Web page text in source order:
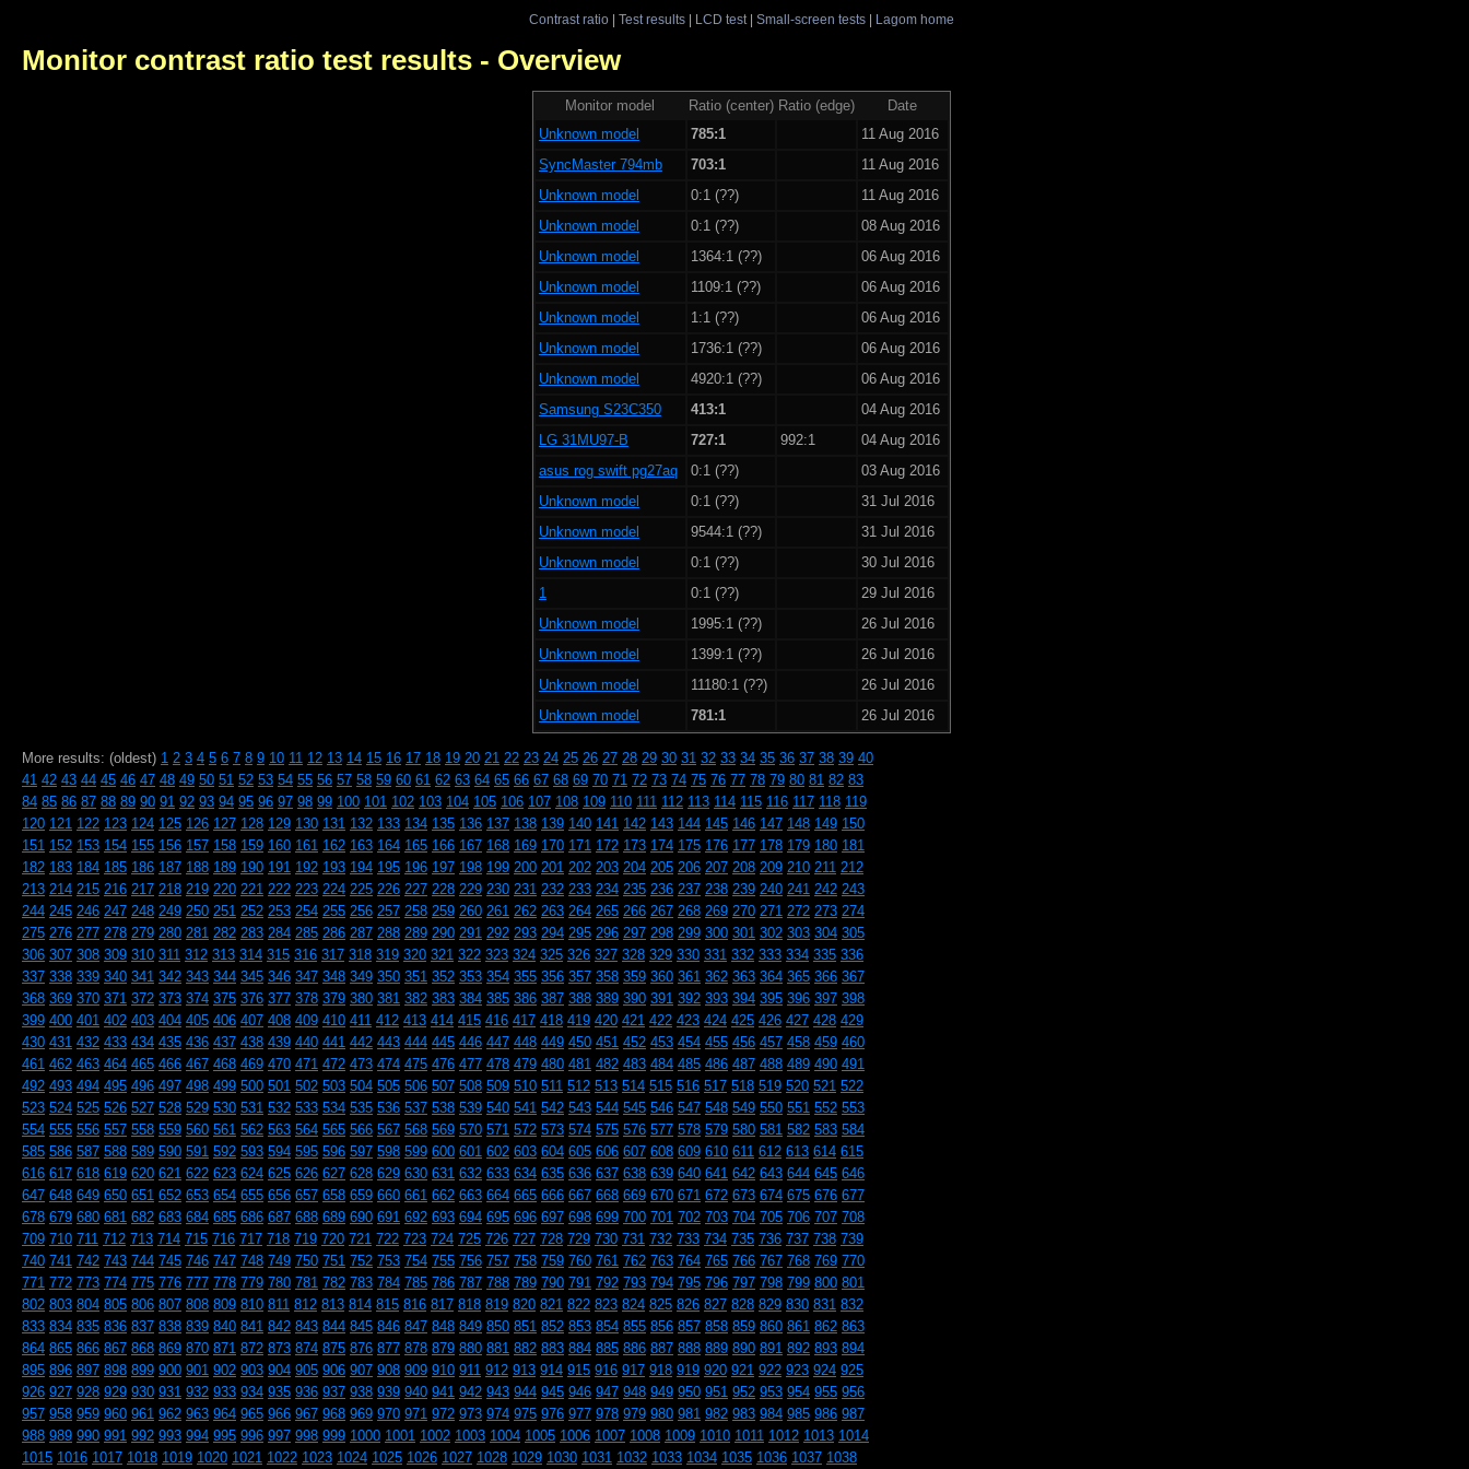
Contrast ratio| Test results| LCD test| Small-screen tests| Lagom home
Monitor contrast ratio test results - Overview
Monitor model Ratio (center) Ratio (edge)
Date
Unknown model
785:1
11 Aug 2016
SyncMaster 794mb
703:1
11 Aug 2016
Unknown model
0:1 (??)
11 Aug 2016
Unknown model
0:1 (??)
08 Aug 2016
Unknown model
1364:1 (??)
06 Aug 2016
Unknown model
1109:1 (??)
06 Aug 2016
Unknown model
1:1 (??)
06 Aug 2016
Unknown model
1736:1 (??)
06 Aug 2016
Unknown model
4920:1 (??)
06 Aug 2016
Samsung S23C350
413:1
04 Aug 2016
LG 31MU97-B
727:1 992:1
04 Aug 2016
asus rog swift pg27aq
0:1 (??)
03 Aug 2016
Unknown model
0:1 (??)
31 Jul 2016
Unknown model
9544:1 (??)
31 Jul 2016
Unknown model
0:1 (??)
30 Jul 2016
1
0:1 (??)
29 Jul 2016
Unknown model
1995:1 (??)
26 Jul 2016
Unknown model
1399:1 (??)
26 Jul 2016
Unknown model
11180:1 (??)
26 Jul 2016
Unknown model
781:1 26 Jul 2016
More results: (oldest) 1 2 3 4 5 6 7 8 9 10 11 12 13 14 15 16 17 18 19 20 21 22 23 24 25 26 27 28 29 30 31 32 33 34 35 36 37 38 39 40
41 42 43 44 45 46 47 48 49 50 51 52 53 54 55 56 57 58 59 60 61 62 63 64 65 66 67 68 69 70 71 72 73 74 75 76 77 78 79 80 81 82 83
84 85 86 87 88 89 90 91 92 93 94 95 96 97 98 99 100 101 102 103 104 105 106 107 108 109 110 111 112 113 114 115 116 117 118 119
120 121 122 123 124 125 126 127 128 129 130 131 132 133 134 135 136 137 138 139 140 141 142 143 144 145 146 147 148 149 150
151 152 153 154 155 156 157 158 159 160 161 162 163 164 165 166 167 168 169 170 171 172 173 174 175 176 177 178 179 180 181
182 183 184 185 186 187 188 189 190 191 192 193 194 195 196 197 198 199 200 201 202 203 204 205 206 207 208 209 210 211 212
213 214 215 216 217 218 219 220 221 222 223 224 225 226 227 228 229 230 231 232 233 234 235 236 237 238 239 240 241 242 243
244 245 246 247 248 249 250 251 252 253 254 255 256 257 258 259 260 261 262 263 264 265 266 267 268 269 270 271 272 273 274
275 276 277 278 279 280 281 282 283 284 285 286 287 288 289 290 291 292 293 294 295 296 297 298 299 300 301 302 303 304 305
306 307 308 309 310 311 312 313 314 315 316 317 318 319 320 321 322 323 324 325 326 327 328 329 330 331 332 333 334 335 336
337 338 339 340 341 342 343 344 345 346 347 348 349 350 351 352 353 354 355 356 357 358 359 360 361 362 363 364 365 366 367
368 369 370 371 372 373 374 375 376 377 378 379 380 381 382 383 384 385 386 387 388 389 390 391 392 393 394 395 396 397 398
399 400 401 402 403 404 405 406 407 408 409 410 411 412 413 414 415 416 417 418 419 420 421 422 423 424 425 426 427 428 429
430 431 432 433 434 435 436 437 438 439 440 441 442 443 444 445 446 447 448 449 450 451 452 453 454 455 456 457 458 459 460
461 462 463 464 465 466 467 468 469 470 471 472 473 474 475 476 477 478 479 480 481 482 483 484 485 486 487 488 489 490 491
492 493 494 495 496 497 498 499 500 501 502 503 504 505 506 507 508 509 510 511 512 513 514 515 516 517 518 519 520 521 522
523 524 525 526 527 528 529 530 531 532 533 534 535 536 537 538 539 540 541 542 543 544 545 546 547 548 549 550 551 552 553
554 555 556 557 558 559 560 561 562 563 564 565 566 567 568 569 570 571 572 573 574 575 576 577 578 579 580 581 582 583 584
585 586 587 588 589 590 591 592 593 594 595 596 597 598 599 600 601 602 603 604 605 606 607 608 609 610 611 612 613 614 615
616 617 618 619 620 621 622 623 624 625 626 627 628 629 630 631 632 633 634 635 636 637 638 639 640 641 642 643 644 645 646
647 648 649 650 651 652 653 654 655 656 657 658 659 660 661 662 663 664 665 666 667 668 669 670 671 672 673 674 675 676 677
678 679 680 681 682 683 684 685 686 687 688 689 690 691 692 693 694 695 696 697 698 699 700 701 702 703 704 705 706 707 708
709 710 711 712 713 714 715 716 717 718 719 720 721 722 723 724 725 726 727 728 729 730 731 732 733 734 735 736 737 738 739
740 741 742 743 744 745 746 747 748 749 750 751 752 753 754 755 756 757 758 759 760 761 762 763 764 765 766 767 768 769 770
771 772 773 774 775 776 777 778 779 780 781 782 783 784 785 786 787 788 789 790 791 792 793 794 795 796 797 798 799 800 801
802 803 804 805 806 807 808 809 810 811 812 813 814 815 816 817 818 819 820 821 822 823 824 825 826 827 828 829 830 831 832
833 834 835 836 837 838 839 840 841 842 843 844 845 846 847 848 849 850 851 852 853 854 855 856 857 858 859 860 861 862 863
864 865 866 867 868 869 870 871 872 873 874 875 876 877 878 879 880 881 882 883 884 885 886 887 888 889 890 891 892 893 894
895 896 897 898 899 900 901 902 903 904 905 906 907 908 909 910 911 912 913 914 915 916 917 918 919 920 921 922 923 924 925
926 927 928 929 930 931 932 933 934 935 936 937 938 939 940 941 942 943 944 945 946 947 948 949 950 951 952 953 954 955 956
957 958 959 960 961 962 963 964 965 966 967 968 969 970 971 972 973 974 975 976 977 978 979 980 981 982 983 984 985 986 987
988 989 990 991 992 993 994 995 996 997 998 999 1000 1001 1002 1003 1004 1005 1006 1007 1008 1009 1010 1011 1012 1013 1014
1015 1016 1017 1018 1019 1020 1021 1022 1023 1024 1025 1026 1027 1028 1029 1030 1031 1032 1033 1034 1035 1036 1037 1038